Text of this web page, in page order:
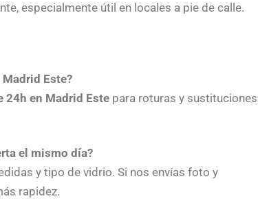
especialmente útil en locales a pie de calle.
Este?
24h en Madrid Este para roturas y sustituciones
el mismo día?
y tipo de vidrio. Si nos envías foto y
rapidez.